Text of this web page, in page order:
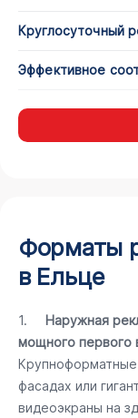
Круглосуточный
Эффективное
Форматы
в Ельце
1. Наружная
мощного первого
Крупноформатные
фасадах или
видеоэкраны на